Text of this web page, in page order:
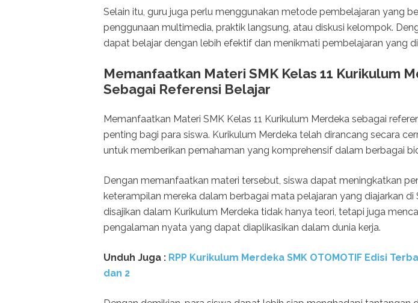
Selain itu, guru juga perlu menggunakan metode pembelajaran yang
penggunaan multimedia, praktik langsung, atau diskusi kelompok.
dapat belajar dengan lebih efektif dan menikmati pembelajaran yang
Memanfaatkan Materi SMK Kelas 11 Kurikulum
Sebagai Referensi Belajar
Memanfaatkan Materi SMK Kelas 11 Kurikulum Merdeka sebagai
penting bagi para siswa. Kurikulum Merdeka telah dirancang secara
untuk memberikan pemahaman yang komprehensif dalam berbagai
Dengan memanfaatkan materi tersebut, siswa dapat meningkatkan
keterampilan mereka dalam berbagai mata pelajaran yang diajarkan di
disajikan dalam Kurikulum Merdeka tidak hanya teori, tetapi juga
pengalaman nyata yang dapat diaplikasikan dalam dunia kerja.
Unduh Juga : RPP Kurikulum Merdeka SMK OTOMOTIF Edisi
dan 2